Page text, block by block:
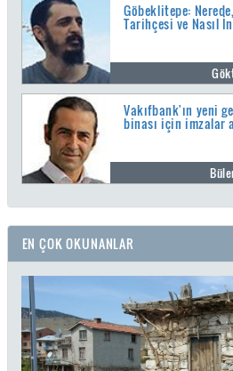
Göbeklitepe:
Tarihçesi ve Nasıl
Vakıfbank'ın yeni
binası için imzalar
EN ÇOK OKUNANLAR